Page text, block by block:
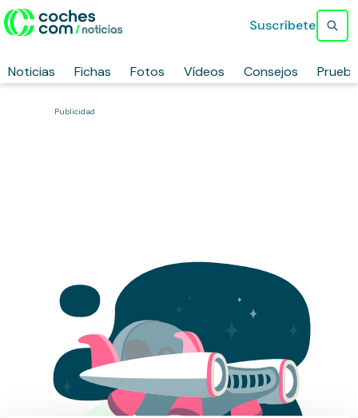
Noticias Fichas Fotos Vídeos Consejos
Suscríbete
Publicidad